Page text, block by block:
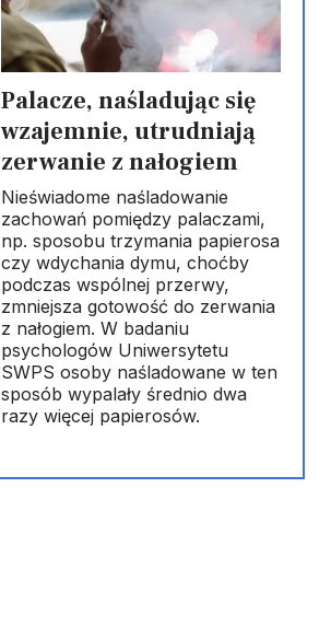
Palacze, naśladując się
wzajemnie, utrudniają
zerwanie z nałogiem
Nieświadome naśladowanie
zachowań pomiędzy palaczami,
np. sposobu trzymania papierosa
czy wdychania dymu, choćby
podczas wspólnej przerwy,
zmniejsza gotowość do zerwania
z nałogiem. W badaniu
psychologów Uniwersytetu
SWPS osoby naśladowane w ten
sposób wypalały średnio dwa
razy więcej papierosów.